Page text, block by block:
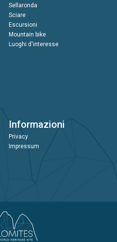
Sellaronda
Sciare
Escursioni
Mountain bike
Luoghi d'interesse
Informazioni
Privacy
Impressum